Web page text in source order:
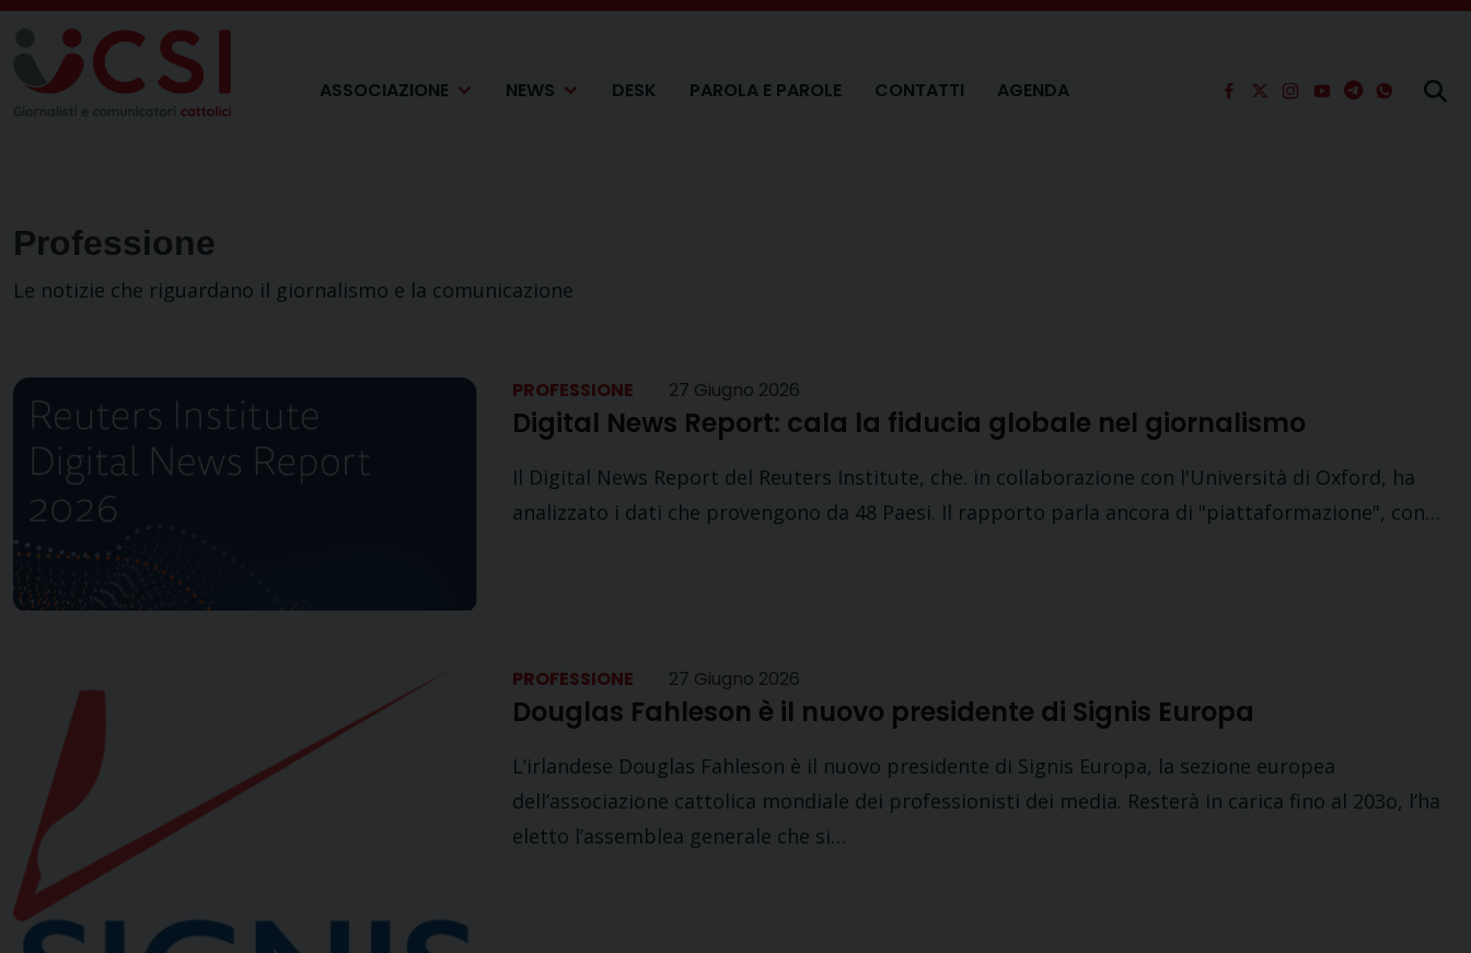
Skip
content
ASSOCIAZIONE
NEWS DESK PAROLA E PAROLE CONTATTI AGENDA
Professione
Le notizie che riguardano il giornalismo e la comunicazione
PROFESSIONE 27 Giugno 2026
Digital News Report: cala la fiducia globale nel giornalismo
Il Digital News Report del Reuters Institute, che. in collaborazione con l'Università di Oxford, ha
analizzato i dati che provengono da 48 Paesi. Il rapporto parla ancora di "piattaformazione", con…
PROFESSIONE 27 Giugno 2026
Douglas Fahleson è il nuovo presidente di Signis Europa
L’irlandese Douglas Fahleson è il nuovo presidente di Signis Europa, la sezione europea
dell’associazione cattolica mondiale dei professionisti dei media. Resterà in carica fino al 203o, l’ha
eletto l’assemblea generale che si…